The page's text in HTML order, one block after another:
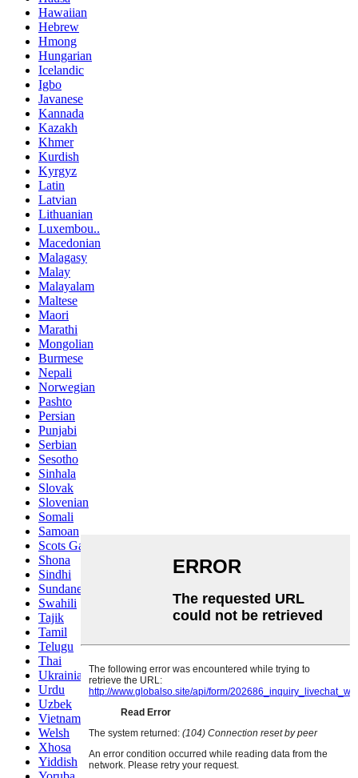
Hawaiian
Hebrew
Hmong
Hungarian
Icelandic
Igbo
Javanese
Kannada
Kazakh
Khmer
Kurdish
Kyrgyz
Latin
Latvian
Lithuanian
Luxembou..
Macedonian
Malagasy
Malay
Malayalam
Maltese
Maori
Marathi
Mongolian
Burmese
Nepali
Norwegian
Pashto
Persian
Punjabi
Serbian
Sesotho
Sinhala
Slovak
Slovenian
Somali
Samoan
Scots Gaelic
Shona
Sindhi
Sundanese
Swahili
Tajik
Tamil
Telugu
Thai
Ukrainian
Urdu
Uzbek
Vietnamese
Welsh
Xhosa
Yiddish